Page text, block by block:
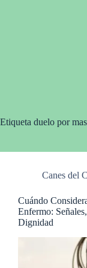
Etiqueta duelo por
Canes del
Cuándo
Enfermo:
Dignidad